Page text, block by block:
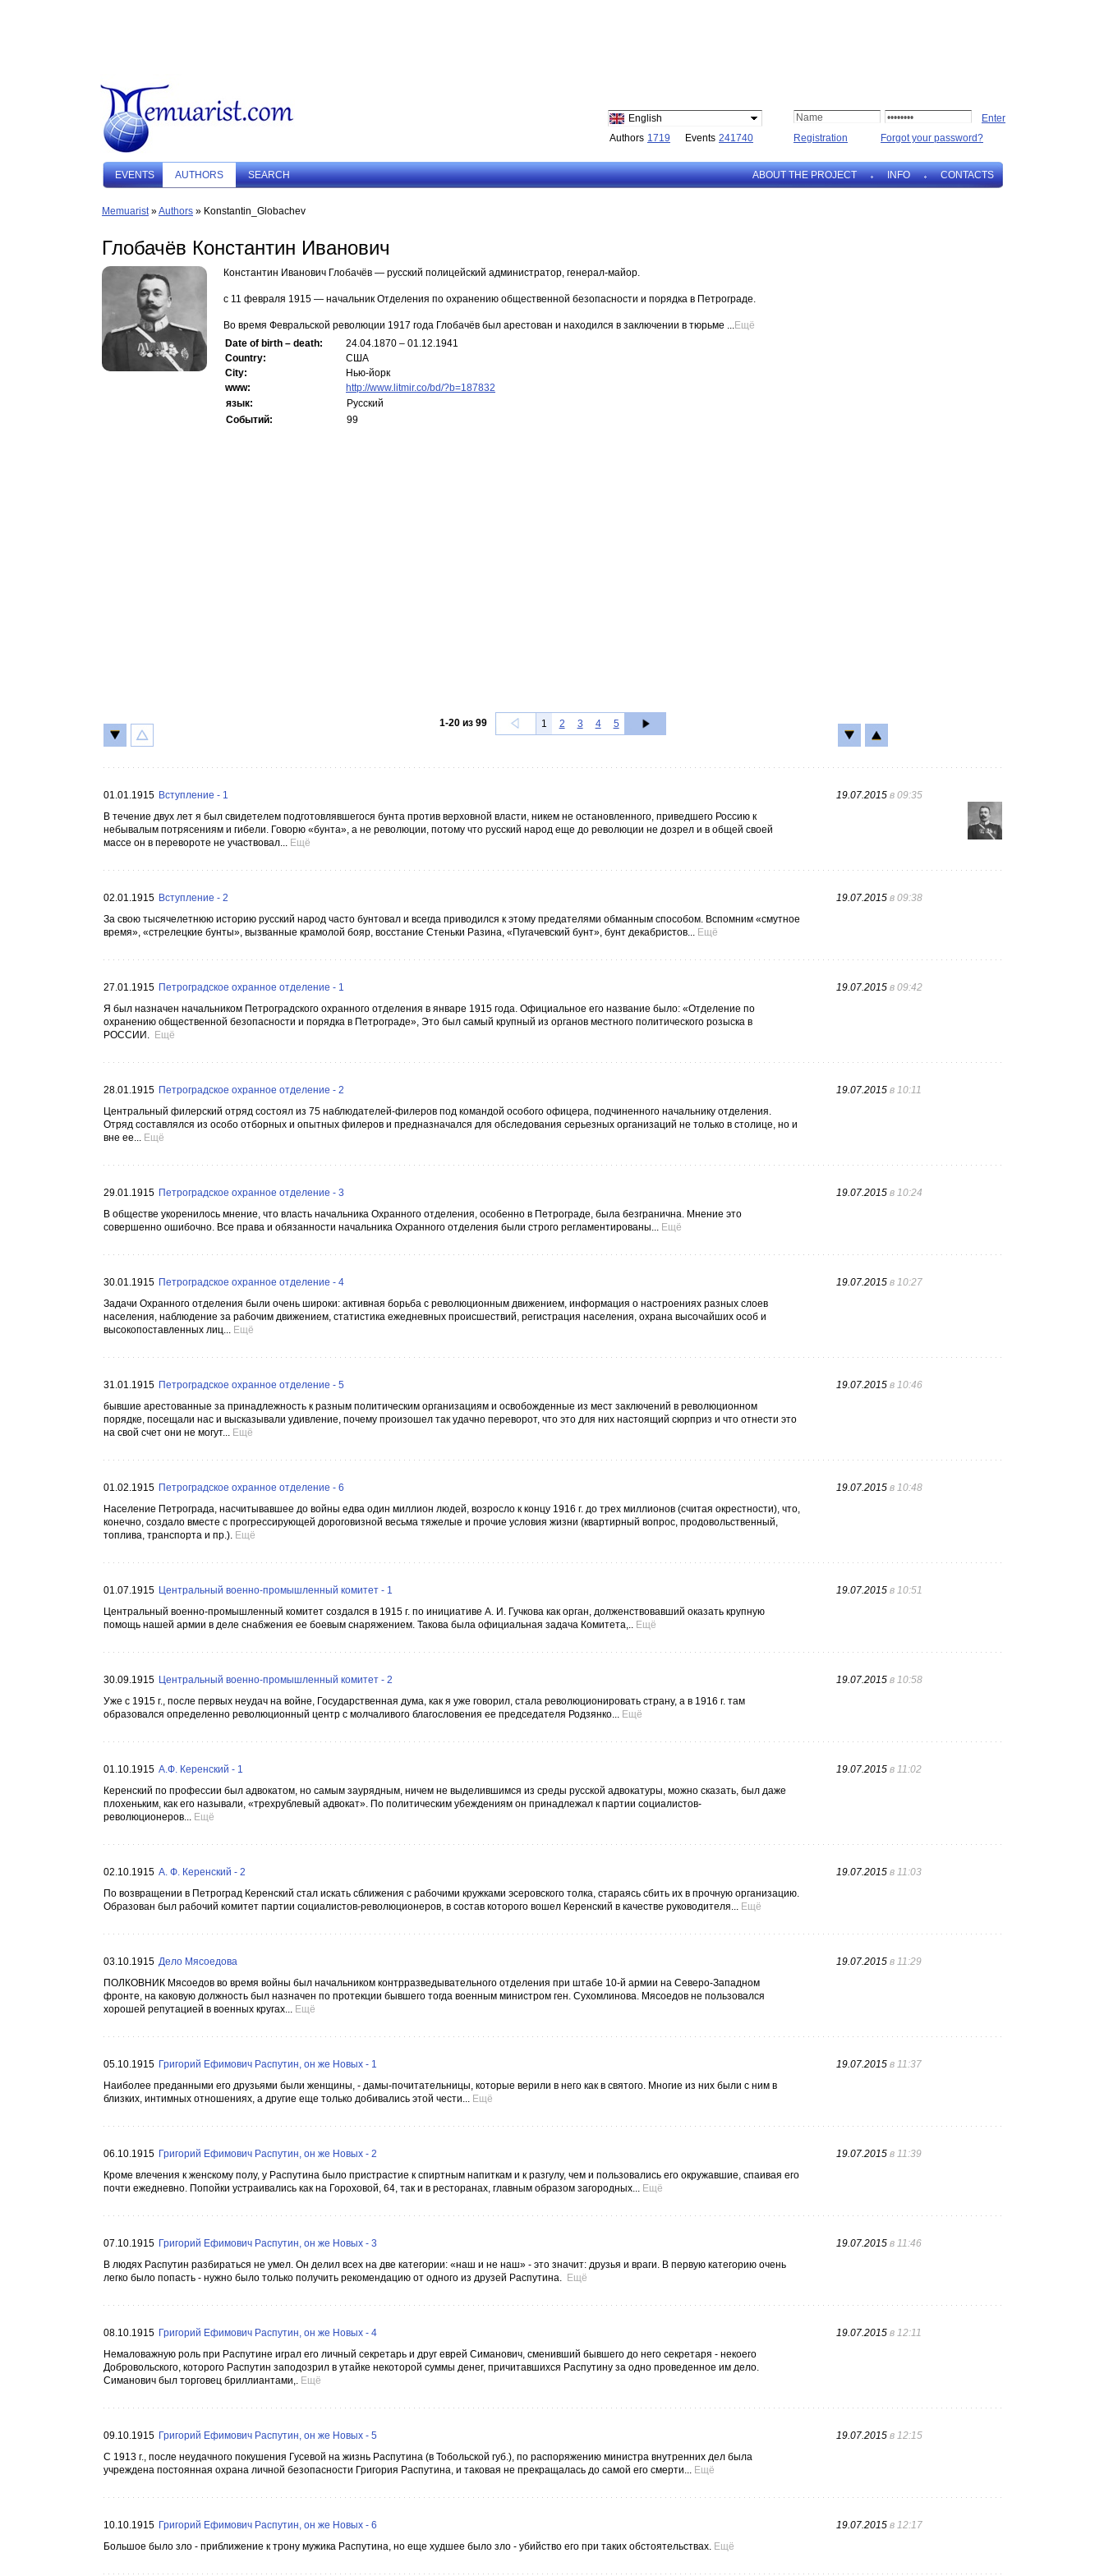
English
Authors 1719 Events 241740 Registration Forgot your password?
EVENTS AUTHORS SEARCH ABOUT THE PROJECT INFO CONTACTS
Memuarist»Authors » Konstantin_Globachev
Глобачёв Константин Иванович
Константин Иванович Глобачёв — русский полицейский администратор, генерал-майор.
с 11 февраля 1915 — начальник Отделения по охранению общественной безопасности и порядка в Петрограде.
Во время Февральской революции 1917 года Глобачёв был арестован и находился в заключении в тюрьме ...Ещё
Date of birth – death:
24.04.1870 – 01.12.1941
Country:
США
City:
Нью-йорк
www:
http://www.litmir.co/bd/?b=187832
язык:
Русский
Событий:
99
1-20из 99 1 2 3 4 5
01.01.1915 Вступление - 1
В течение двух лет я был свидетелем подготовлявшегося бунта против верховной власти, никем не остановленного, приведшего Россию к
небывалым потрясениям и гибели. Говорю «бунта», а не революции, потому что русский народ еще до революции не дозрел и в общей своей
массе он в перевороте не участвовал... Ещё
19.07.2015 в 09:35
02.01.1915 Вступление - 2
За свою тысячелетнюю историю русский народ часто бунтовал и всегда приводился к этому предателями обманным способом. Вспомним «смутное
время», «стрелецкие бунты», вызванные крамолой бояр, восстание Стеньки Разина, «Пугачевский бунт», бунт декабристов... Ещё
19.07.2015 в 09:38
27.01.1915 Петроградское охранное отделение - 1
Я был назначен начальником Петроградского охранного отделения в январе 1915 года. Официальное его название было: «Отделение по
охранению общественной безопасности и порядка в Петрограде», Это был самый крупный из органов местного политического розыска в
РОССИИ. Ещё
19.07.2015 в 09:42
28.01.1915 Петроградское охранное отделение - 2
Центральный филерский отряд состоял из 75 наблюдателей-филеров под командой особого офицера, подчиненного начальнику отделения.
Отряд составлялся из особо отборных и опытных филеров и предназначался для обследования серьезных организаций не только в столице, но и
вне ее... Ещё
19.07.2015 в 10:11
29.01.1915 Петроградское охранное отделение - 3
В обществе укоренилось мнение, что власть начальника Охранного отделения, особенно в Петрограде, была безгранична. Мнение это
совершенно ошибочно. Все права и обязанности начальника Охранного отделения были строго регламентированы... Ещё
19.07.2015 в 10:24
30.01.1915 Петроградское охранное отделение - 4
Задачи Охранного отделения были очень широки: активная борьба с революционным движением, информация о настроениях разных слоев
населения, наблюдение за рабочим движением, статистика ежедневных происшествий, регистрация населения, охрана высочайших особ и
высокопоставленных лиц... Ещё
19.07.2015 в 10:27
31.01.1915 Петроградское охранное отделение - 5
бывшие арестованные за принадлежность к разным политическим организациям и освобожденные из мест заключений в революционном
порядке, посещали нас и высказывали удивление, почему произошел так удачно переворот, что это для них настоящий сюрприз и что отнести это
на свой счет они не могут... Ещё
19.07.2015 в 10:46
01.02.1915 Петроградское охранное отделение - 6
Население Петрограда, насчитывавшее до войны едва один миллион людей, возросло к концу 1916 г. до трех миллионов (считая окрестности), что,
конечно, создало вместе с прогрессирующей дороговизной весьма тяжелые и прочие условия жизни (квартирный вопрос, продовольственный,
топлива, транспорта и пр.). Ещё
19.07.2015 в 10:48
01.07.1915 Центральный военно-промышленный комитет - 1
Центральный военно-промышленный комитет создался в 1915 г. по инициативе А. И. Гучкова как орган, долженствовавший оказать крупную
помощь нашей армии в деле снабжения ее боевым снаряжением. Такова была официальная задача Комитета,.. Ещё
19.07.2015 в 10:51
30.09.1915 Центральный военно-промышленный комитет - 2
Уже с 1915 г., после первых неудач на войне, Государственная дума, как я уже говорил, стала революционировать страну, а в 1916 г. там
образовался определенно революционный центр с молчаливого благословения ее председателя Родзянко... Ещё
19.07.2015 в 10:58
01.10.1915 А.Ф. Керенский - 1
Керенский по профессии был адвокатом, но самым заурядным, ничем не выделившимся из среды русской адвокатуры, можно сказать, был даже
плохеньким, как его называли, «трехрублевый адвокат». По политическим убеждениям он принадлежал к партии социалистов-
революционеров... Ещё
19.07.2015 в 11:02
02.10.1915 А. Ф. Керенский - 2
По возвращении в Петроград Керенский стал искать сближения с рабочими кружками эсеровского толка, стараясь сбить их в прочную организацию.
Образован был рабочий комитет партии социалистов-революционеров, в состав которого вошел Керенский в качестве руководителя... Ещё
19.07.2015 в 11:03
03.10.1915 Дело Мясоедова
ПОЛКОВНИК Мясоедов во время войны был начальником контрразведывательного отделения при штабе 10-й армии на Северо-Западном
фронте, на каковую должность был назначен по протекции бывшего тогда военным министром ген. Сухомлинова. Мясоедов не пользовался
хорошей репутацией в военных кругах... Ещё
19.07.2015 в 11:29
05.10.1915 Григорий Ефимович Распутин, он же Новых - 1
Наиболее преданными его друзьями были женщины, - дамы-почитательницы, которые верили в него как в святого. Многие из них были с ним в
близких, интимных отношениях, а другие еще только добивались этой чести... Ещё
19.07.2015 в 11:37
06.10.1915 Григорий Ефимович Распутин, он же Новых - 2
Кроме влечения к женскому полу, у Распутина было пристрастие к спиртным напиткам и к разгулу, чем и пользовались его окружавшие, спаивая его
почти ежедневно. Попойки устраивались как на Гороховой, 64, так и в ресторанах, главным образом загородных... Ещё
19.07.2015 в 11:39
07.10.1915 Григорий Ефимович Распутин, он же Новых - 3
В людях Распутин разбираться не умел. Он делил всех на две категории: «наш и не наш» - это значит: друзья и враги. В первую категорию очень
легко было попасть - нужно было только получить рекомендацию от одного из друзей Распутина. Ещё
19.07.2015 в 11:46
08.10.1915 Григорий Ефимович Распутин, он же Новых - 4
Немаловажную роль при Распутине играл его личный секретарь и друг еврей Симанович, сменивший бывшего до него секретаря - некоего
Добровольского, которого Распутин заподозрил в утайке некоторой суммы денег, причитавшихся Распутину за одно проведенное им дело.
Симанович был торговец бриллиантами,. Ещё
19.07.2015 в 12:11
09.10.1915 Григорий Ефимович Распутин, он же Новых - 5
С 1913 г., после неудачного покушения Гусевой на жизнь Распутина (в Тобольской губ.), по распоряжению министра внутренних дел была
учреждена постоянная охрана личной безопасности Григория Распутина, и таковая не прекращалась до самой его смерти... Ещё
19.07.2015 в 12:15
10.10.1915 Григорий Ефимович Распутин, он же Новых - 6
Большое было зло - приближение к трону мужика Распутина, но еще худшее было зло - убийство его при таких обстоятельствах. Ещё
19.07.2015 в 12:17